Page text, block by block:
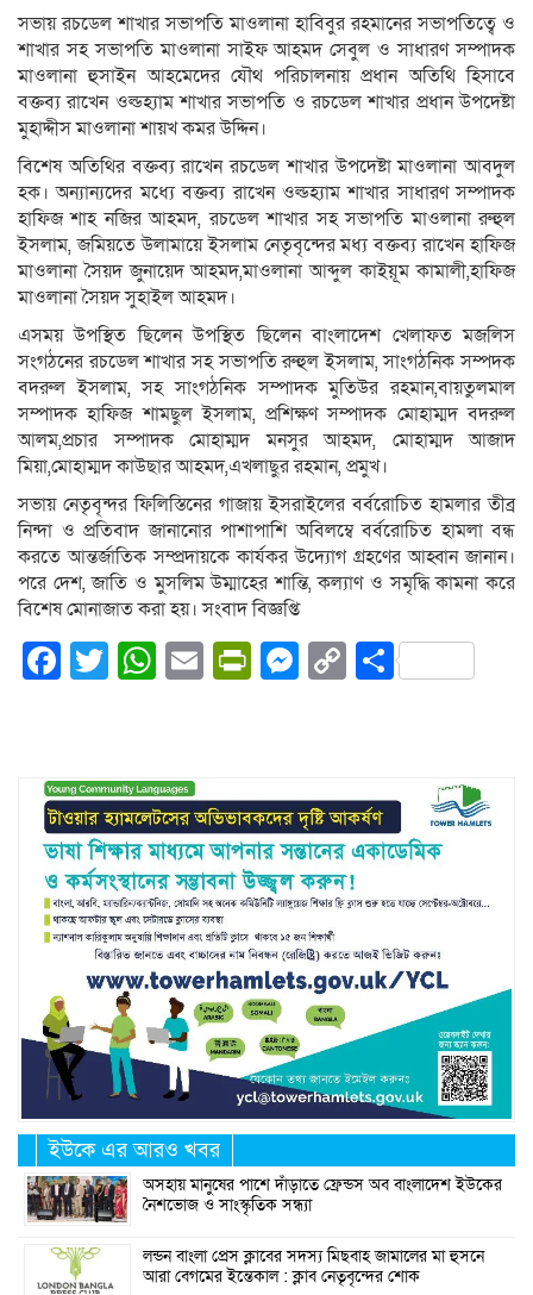
সভায় রচডেল শাখার সভাপতি মাওলানা হাবিবুর রহমানের সভাপতিত্বে ও
শাখার সহ সভাপতি মাওলানা সাইফ আহমদ সেবুল ও সাধারণ সম্পাদক
মাওলানা হুসাইন আহমেদের যৌথ পরিচালনায় প্রধান অতিথি হিসাবে
বক্তব্য রাখেন ওল্ডহ্যাম শাখার সভাপতি ও রচডেল শাখার প্রধান উপদেষ্টা
মুহাদ্দীস মাওলানা শায়খ কমর উদ্দিন।
বিশেষ অতিথির বক্তব্য রাখেন রচডেল শাখার উপদেষ্টা মাওলানা আবদুল
হক। অন্যান্যদের মধ্যে বক্তব্য রাখেন ওল্ডহ্যাম শাখার সাধারণ সম্পাদক
হাফিজ শাহ নজির আহমদ, রচডেল শাখার সহ সভাপতি মাওলানা রুহুল
ইসলাম, জমিয়তে উলামায়ে ইসলাম নেতৃবৃন্দের মধ্য বক্তব্য রাখেন হাফিজ
মাওলানা সৈয়দ জুনায়েদ আহমদ,মাওলানা আব্দুল কাইয়ূম কামালী,হাফিজ
মাওলানা সৈয়দ সুহাইল আহমদ।
এসময় উপস্থিত ছিলেন উপস্থিত ছিলেন বাংলাদেশ খেলাফত মজলিস
সংগঠনের রচডেল শাখার সহ সভাপতি রুহুল ইসলাম, সাংগঠনিক সম্পদক
বদরুল ইসলাম, সহ সাংগঠনিক সম্পাদক মুতিউর রহমান,বায়তুলমাল
সম্পাদক হাফিজ শামছুল ইসলাম, প্রশিক্ষণ সম্পাদক মোহাম্মদ বদরুল
আলম,প্রচার সম্পাদক মোহাম্মদ মনসুর আহমদ, মোহাম্মদ আজাদ
মিয়া,মোহাম্মদ কাউছার আহমদ,এখলাছুর রহমান, প্রমুখ।
সভায় নেতৃবৃন্দর ফিলিস্তিনের গাজায় ইসরাইলের বর্বরোচিত হামলার তীব্র
নিন্দা ও প্রতিবাদ জানানোর পাশাপাশি অবিলম্বে বর্বরোচিত হামলা বন্ধ
করতে আন্তর্জাতিক সম্প্রদায়কে কার্যকর উদ্যোগ গ্রহণের আহ্বান জানান।
পরে দেশ, জাতি ও মুসলিম উম্মাহের শান্তি, কল্যাণ ও সমৃদ্ধি কামনা করে
বিশেষ মোনাজাত করা হয়। সংবাদ বিজ্ঞপ্তি
Facebook
Twitter
WhatsApp
EmailPrintFriendly
Messenger
CopyShare
ইউকে এর আরও খবর
অসহায় মানুষের পাশে দাঁড়াতে ফ্রেন্ডস অব বাংলাদেশ ইউকের
নৈশভোজ ও সাংস্কৃতিক সন্ধ্যা
লন্ডন বাংলা প্রেস ক্লাবের সদস্য মিছবাহ জামালের মা হুসনে
আরা বেগমের ইন্তেকাল : ক্লাব নেতৃবৃন্দের শোক